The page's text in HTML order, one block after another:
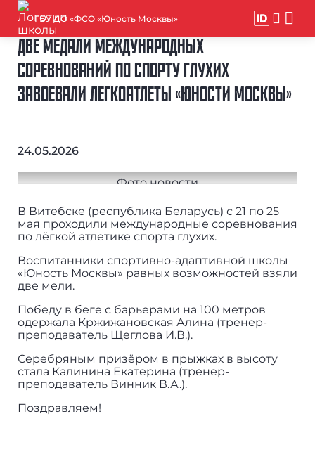
ГБУ ДО «ФСО «Юность Москвы»
ДВЕ МЕДАЛИ МЕЖДУНАРОДНЫХ
СОРЕВНОВАНИЙ ПО СПОРТУ ГЛУХИХ
ЗАВОЕВАЛИ ЛЕГКОАТЛЕТЫ «ЮНОСТИ МОСКВЫ»
24.05.2026
В Витебске (республика Беларусь) с 21 по 25
мая проходили международные соревнования
по лёгкой атлетике спорта глухих.
Воспитанники спортивно-адаптивной школы
«Юность Москвы» равных возможностей взяли
две мели.
Победу в беге с барьерами на 100 метров
одержала Кржижановская Алина (тренер-
преподаватель Щеглова И.В.).
Серебряным призёром в прыжках в высоту
стала Калинина Екатерина (тренер-
преподаватель Винник В.А.).
Поздравляем!